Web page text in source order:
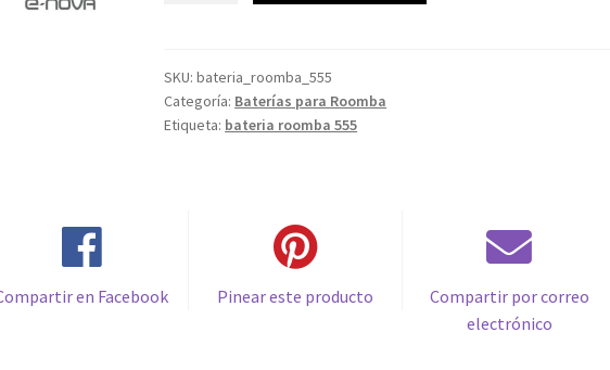
Capacidad
3500mAh
Compatible
700
SKU:bateria_roomba_555
Categoría: Baterías para Roomba
Etiqueta: bateria roomba 555
en Facebook Pinear este producto
Compartir por correo
electrónico